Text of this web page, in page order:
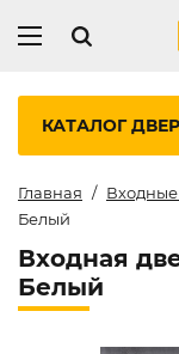
КАТАЛОГ
Главная
Белый
Входная
Белый